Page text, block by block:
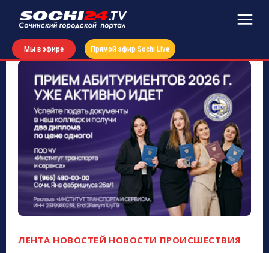
Мы в эфире Прямой эфир Sochi Live
ЛЕНТА НОВОСТЕЙ НОВОСТИ ПРОИСШЕСТВИЯ